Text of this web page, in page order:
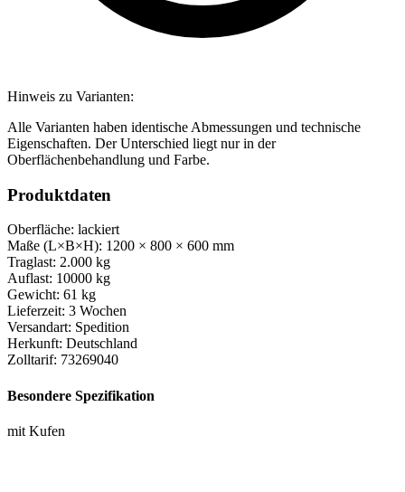
Hinweis zu Varianten:
Alle Varianten haben identische Abmessungen und technische
Eigenschaften. Der Unterschied liegt nur in der
Oberflächenbehandlung und Farbe.
Produktdaten
Oberfläche: lackiert
Maße (L×B×H): 1200 × 800 × 600 mm
Traglast: 2.000 kg
Auflast: 10000 kg
Gewicht: 61 kg
Lieferzeit: 3 Wochen
Versandart: Spedition
Herkunft: Deutschland
Zolltarif: 73269040
Besondere Spezifikation
mit Kufen